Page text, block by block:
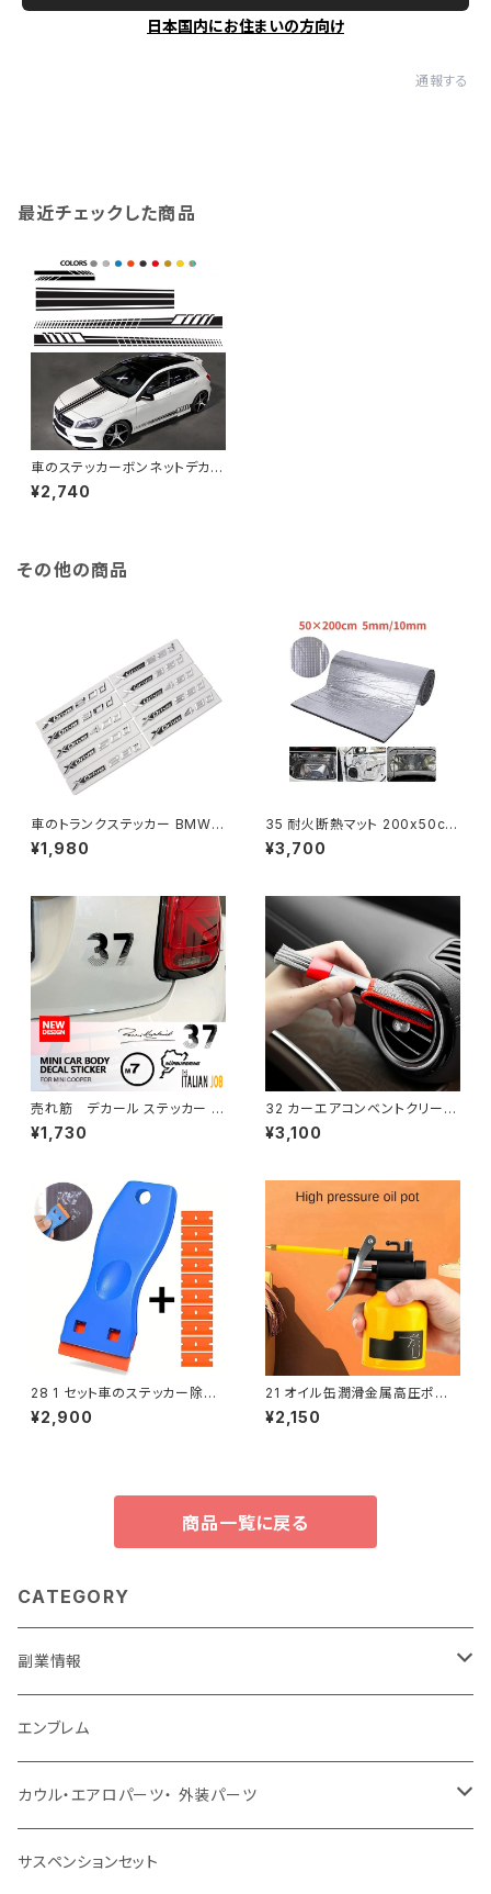
日本国内にお住まいの方向け
通報する
最近チェックした商品
車のステッカーボンネットデカー
ルアウディ BMW メルセデス d
VW トヨタ日産起亜ルノー現代
¥2,740
その他の商品
車のトランクステッカー BMW X
1 E87 F48 X3 F25 E83 X4 X
5 E70 F15 X6 E71 F16 X7 18
¥1,980
35 耐火断熱マット 200x50cm
音響サーマルマット 防音壁パネ
ル 遮音車デッドニング用
¥3,700
売れ筋 デカール ステッカー ミ
ニ クーパー アクセサリー ユニ
オン ジャック ボディ サイド ステ
60 R61
¥1,730
32 カーエアコンベントクリーニ
ングツール、多目的掃除ブラシ、
カーインテリアアクセサリー、多
¥3,100
28 1 セット車のステッカー除去
多目的プラスチックツール自動
フィルムガラスホームクリーナー
¥2,900
21 オイル缶潤滑金属高圧ポン
プグリースガン車のオイルポット
ボトル車の修理ツール 180 ミリ
¥2,150
商品一覧に戻る
CATEGORY
副業情報
せどり
古着系
コンテンツビジネス
エンブレム
カウル・エアロパーツ・ 外装パーツ
ホンダ
サスペンションセット